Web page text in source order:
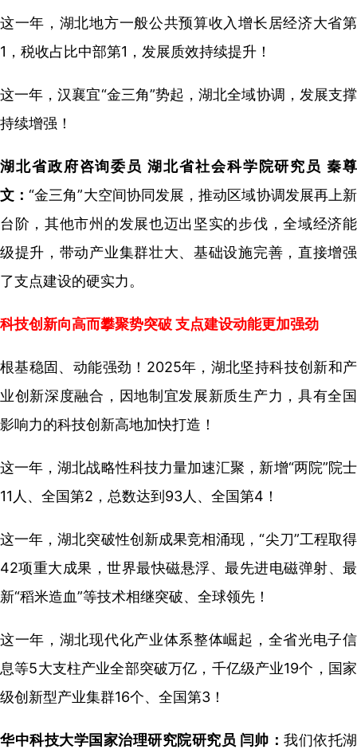
这一年，湖北地方一般公共预算收入增长居经济大省第
1，税收占比中部第1，发展质效持续提升！
这一年，汉襄宜“金三角”势起，湖北全域协调，发展支撑
持续增强！
湖北省政府咨询委员 湖北省社会科学院研究员 秦尊
文：“金三角”大空间协同发展，推动区域协调发展再上新
台阶，其他市州的发展也迈出坚实的步伐，全域经济能
级提升，带动产业集群壮大、基础设施完善，直接增强
了支点建设的硬实力。
科技创新向高而攀聚势突破 支点建设动能更加强劲
根基稳固、动能强劲！2025年，湖北坚持科技创新和产
业创新深度融合，因地制宜发展新质生产力，具有全国
影响力的科技创新高地加快打造！
这一年，湖北战略性科技力量加速汇聚，新增“两院”院士
11人、全国第2，总数达到93人、全国第4！
这一年，湖北突破性创新成果竞相涌现，“尖刀”工程取得
42项重大成果，世界最快磁悬浮、最先进电磁弹射、最
新“稻米造血”等技术相继突破、全球领先！
这一年，湖北现代化产业体系整体崛起，全省光电子信
息等5大支柱产业全部突破万亿，千亿级产业19个，国家
级创新型产业集群16个、全国第3！
华中科技大学国家治理研究院研究员 闫帅： 我们依托湖